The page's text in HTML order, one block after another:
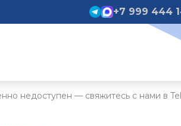
+7 999 444
недоступен — свяжитесь с нами в